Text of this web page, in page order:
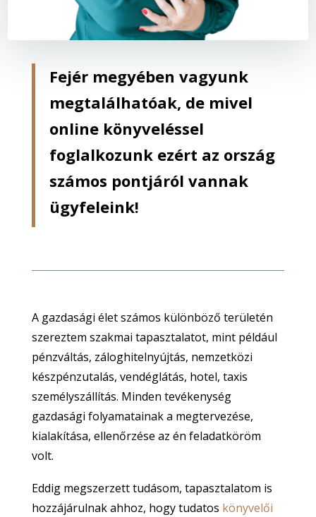
Fejér megyében vagyunk
megtalálhatóak, de mivel
online könyveléssel
foglalkozunk ezért az ország
számos pontjáról vannak
ügyfeleink!
A gazdasági élet számos különböző területén
szereztem szakmai tapasztalatot, mint például
pénzváltás, záloghitelnyújtás, nemzetközi
készpénzutalás, vendéglátás, hotel, taxis
személyszállítás. Minden tevékenység
gazdasági folyamatainak a megtervezése,
kialakítása, ellenőrzése az én feladatköröm
volt.
Eddig megszerzett tudásom, tapasztalatom is
hozzájárulnak ahhoz, hogy tudatos könyvelői